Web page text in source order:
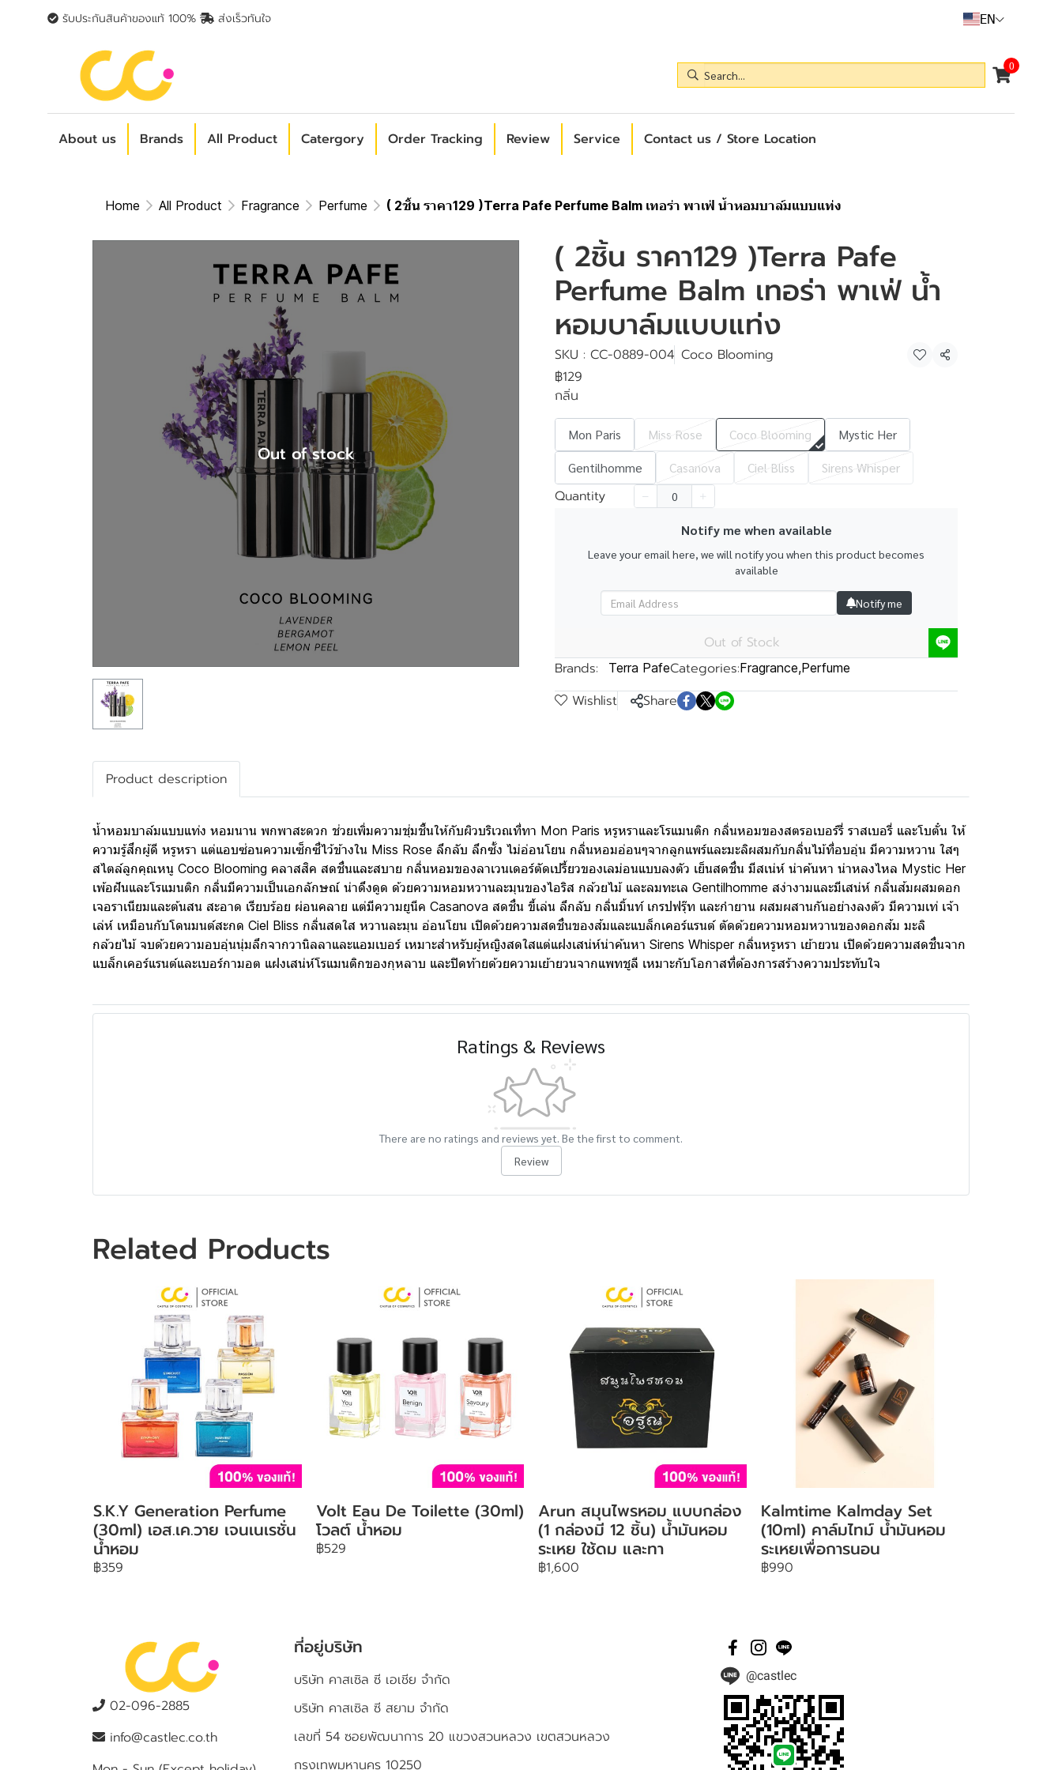
รับประกันสินค้าของแท้ 100% ส่งเร็วทันใจ EN
0
About us Brands All Product Catergory Order Tracking Review Service Contact us / Store Location
Home All Product Fragrance Perfume ( 2ชิ้น ราคา129 )Terra Pafe Perfume Balm เทอร่า พาเฟ่ น้ำหอมบาล์มแบบแท่ง
Out of stock
( 2ชิ้น ราคา129 )Terra Pafe
Perfume Balm เทอร่า พาเฟ่ น้ำ
หอมบาล์มแบบแท่ง
SKU : CC-0889-004 Coco Blooming
Share
฿129
กลิ่น
Mon Paris Miss Rose Coco Blooming
Mystic Her
Gentilhomme
Casanova Ciel Bliss Sirens Whisper
Quantity
Notify me when available
Leave your email here, we will notify you when this product becomes
available
Notify me
Out of Stock
Brands:
Terra PafeCategories:Fragrance,Perfume
Wishlist Share
Product description
น้ำหอมบาล์มแบบแท่ง หอมนาน พกพาสะดวก ช่วยเพิ่มความชุ่มชื้นให้กับผิวบริเวณที่ทา Mon Paris หรูหราและโรแมนติก กลิ่นหอมของสตรอเบอร์รี่ ราสเบอรี่ และโบตั๋น ให้
ความรู้สึกผู้ดี หรูหรา แต่แอบซ่อนความเซ็กซี่ไว้ข้างใน Miss Rose ลึกลับ ลึกซั้ง ไม่อ่อนโยน กลิ่นหอมอ่อนๆจากลูกแพร์และมะลิผสมกับกลิ่นไม้ที่อบอุ่น มีความหวาน ใสๆ
สไตล์ลูกคุณหนู Coco Blooming คลาสสิค สดชื่นและสบาย กลิ่นหอมของลาเวนเดอร์ตัดเปรี้ยวของเลม่อนแบบลงตัว เย็นสดชื่น มีสเน่ห์ น่าค้นหา น่าหลงไหล Mystic Her
เพ้อฝันและโรแมนติก กลิ่นมีความเป็นเอกลักษณ์ น่าดึงดูด ด้วยความหอมหวานละมุนของไอริส กล้วยไม้ และลมทะเล Gentilhomme สง่างามและมีเสน่ห์ กลิ่นส้มผสมดอก
เจอราเนียมและต้นสน สะอาด เรียบร้อย ผ่อนคลาย แต่มีความยูนีค Casanova สดชื่น ขี้เล่น ลึกลับ กลิ่นมิ้นท์ เกรปฟรุ๊ท และกำยาน ผสมผสานกันอย่างลงตัว มีความเท่ เจ้า
เล่ห์ เหมือนกับโดนมนต์สะกด Ciel Bliss กลิ่นสดใส หวานละมุน อ่อนโยน เปิดด้วยความสดชื่นของส้มและแบล็กเคอร์แรนต์ ตัดด้วยความหอมหวานของดอกส้ม มะลิ
กล้วยไม้ จบด้วยความอบอุ่นนุ่มลึกจากวานิลลาและแอมเบอร์ เหมาะสำหรับผู้หญิงสดใสแต่แฝงเสน่ห์น่าค้นหา Sirens Whisper กลิ่นหรูหรา เย้ายวน เปิดด้วยความสดชื่นจาก
แบล็กเคอร์แรนต์และเบอร์กามอต แฝงเสน่ห์โรแมนติกของกุหลาบ และปิดท้ายด้วยความเย้ายวนจากแพทชูลี เหมาะกับโอกาสที่ต้องการสร้างความประทับใจ
Ratings & Reviews
There are no ratings and reviews yet. Be the first to comment.
Review
Related Products
S.K.Y Generation Perfume
(30ml) เอส.เค.วาย เจนเนเรชั่น
น้ำหอม
฿359
Volt Eau De Toilette (30ml)
โวลต์ น้ำหอม
฿529
Arun สมุนไพรหอม แบบกล่อง
(1 กล่องมี 12 ชิ้น) น้ำมันหอม
ระเหย ใช้ดม และทา
฿1,600
Kalmtime Kalmday Set
(10ml) คาล์มไทม์ น้ำมันหอม
ระเหยเพื่อการนอน
฿990
02-096-2885
info@castlec.co.th
ที่อยู่บริษัท
บริษัท คาสเซิล ซี เอเชีย จำกัด
บริษัท คาสเซิล ซี สยาม จำกัด
เลขที่ 54 ซอยพัฒนาการ 20 แขวงสวนหลวง เขตสวนหลวง
กรุงเทพมหานคร 10250
@castlec